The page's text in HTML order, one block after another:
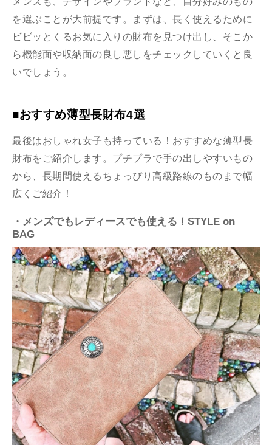
を選ぶことが大前提です。まずは、長く使えるために
ビビッとくるお気に入りの財布を見つけ出し、そこか
ら機能面や収納面の良し悪しをチェックしていくと良
いでしょう。
■おすすめ薄型長財布4選
最後はおしゃれ女子も持っている！おすすめな薄型長
財布をご紹介します。プチプラで手の出しやすいもの
から、長期間使えるちょっぴり高級路線のものまで幅
広くご紹介！
・メンズでもレディースでも使える！STYLE on
BAG